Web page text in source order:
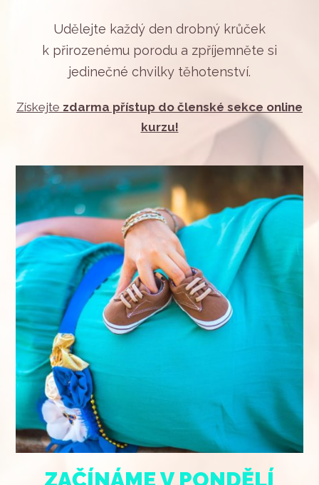
Udělejte každý den drobný krůček
k přirozenému porodu a zpříjemněte si
jedinečné chvilky těhotenství.
Získejte zdarma přístup do členské sekce online
kurzu!
ZAČÍNÁME V PONDĚLÍ